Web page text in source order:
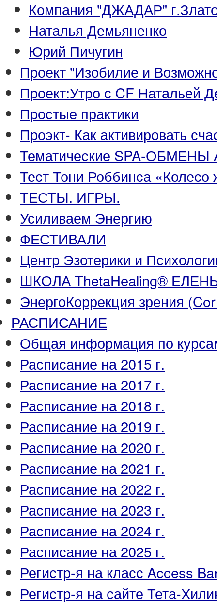
Компания "ДЖАДАР"
Наталья Демьяненко
Юрий Пичугин
Проект "Изобилие и
Проект:Утро с CF Натальей
Простые практики
Проэкт- Как активировать
Тематические SPA-ОБМЕНЫ
Тест Тони Роббинса «Колесо
ТЕСТЫ. ИГРЫ.
Усиливаем Энергию
ФЕСТИВАЛИ
Центр Эзотерики и
ШКОЛА ThetaHealing®
ЭнергоКоррекция зрения
РАСПИСАНИЕ
Общая информация по
Расписание на 2015 г.
Расписание на 2017 г.
Расписание на 2018 г.
Расписание на 2019 г.
Расписание на 2020 г.
Расписание на 2021 г.
Расписание на 2022 г.
Расписание на 2023 г.
Расписание на 2024 г.
Расписание на 2025 г.
Регистр-я на класс Access
Регистр-я на сайте Тета-